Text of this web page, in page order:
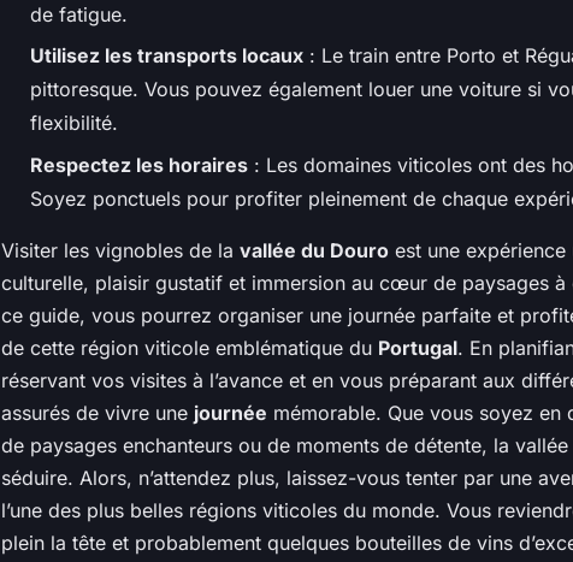
de fatigue.
Utilisez les transports locaux : Le train entre Porto et
pittoresque. Vous pouvez également louer une voiture si
flexibilité.
Respectez les horaires : Les domaines viticoles ont des
Soyez ponctuels pour profiter pleinement de chaque
Visiter les vignobles de la vallée du Douro est une
culturelle, plaisir gustatif et immersion au cœur de paysages
ce guide, vous pourrez organiser une journée parfaite et
de cette région viticole emblématique du Portugal. En
réservant vos visites à l’avance et en vous préparant aux
assurés de vivre une journée mémorable. Que vous soyez en
de paysages enchanteurs ou de moments de détente, la
séduire. Alors, n’attendez plus, laissez-vous tenter par une
l’une des plus belles régions viticoles du monde. Vous
plein la tête et probablement quelques bouteilles de vins